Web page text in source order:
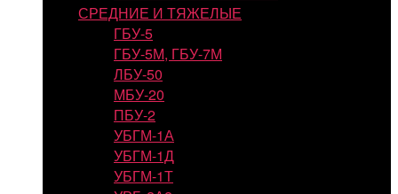
СРЕДНИЕ И ТЯЖЕЛЫЕ
ГБУ-5
ГБУ-5М, ГБУ-7М
ЛБУ-50
МБУ-20
ПБУ-2
УБГМ-1А
УБГМ-1Д
УБГМ-1Т